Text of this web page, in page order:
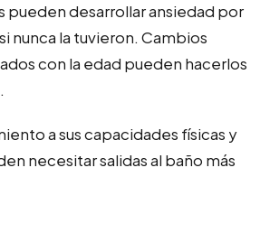
pueden desarrollar ansiedad por
nunca la tuvieron. Cambios
con la edad pueden hacerlos
a sus capacidades físicas y
necesitar salidas al baño más